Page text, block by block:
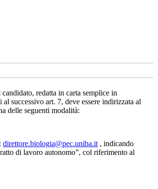
redatta in carta semplice in
successivo art. 7, deve essere indirizzata al
delle seguenti modalità:
direttore.biologia@pec.uniba.it , indicando
di lavoro autonomo”, col riferimento al